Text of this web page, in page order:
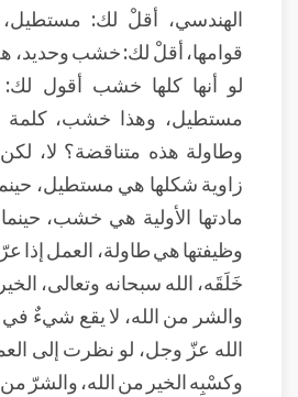
الهندسي، أقلْ لك:
قوامها، أقلْ لك: خشب وحديد،
لو أنها كلها خشب أقول لك:
مستطيل، وهذا خشب،
وطاولة هذه متناقضة؟ لا،
زاوية شكلها هي مستطيل،
مادتها الأولية هي خشب،
وظيفتها هي طاولة، العمل إذا
خَلَقَه، الله سبحانه وتعالى،
والشر من الله، لا يقع شيءٌ في
الله عزّ وجل، لو نظرت إلى
وكسْبِه الخير من الله، والشرّ